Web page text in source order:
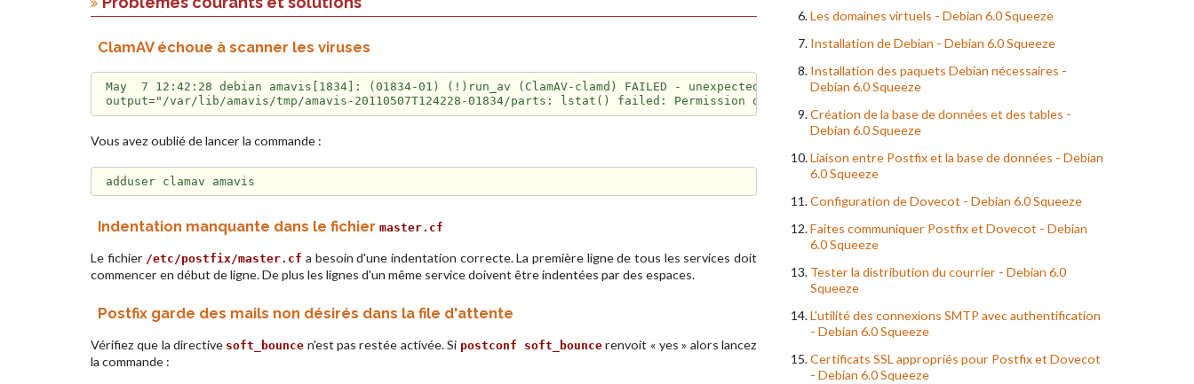
ClamAV échoue à scanner les viruses
May  7 12:42:28 debian amavis[1834]: (01834-01) (!)run_av (ClamAV-clamd) FAILED - unexpected ,
Vous avez oublié de lancer la commande :
Indentation manquante dans le fichier master.cf
Le fichier /etc/postfix/master.cf a besoin d'une indentation correcte. La première ligne de tous les services doit
commencer en début de ligne. De plus les lignes d'un même service doivent être indentées par des espaces.
Postfix garde des mails non désirés dans la file d'attente
Vérifiez que la directive soft_bounce n'est pas restée activée. Si postconf soft_bouncerenvoit « yes » alors lancez
la commande :
Les domaines virtuels - Debian 6.0 Squeeze
Installation de Debian - Debian 6.0 Squeeze
Installation des paquets Debian nécessaires -
Debian 6.0 Squeeze
Création de la base de données et des tables -
Debian 6.0 Squeeze
Liaison entre Postfix et la base de données - Debian
6.0 Squeeze
Configuration de Dovecot - Debian 6.0 Squeeze
Faites communiquer Postfix et Dovecot - Debian
6.0 Squeeze
Tester la distribution du courrier - Debian 6.0
Squeeze
L'utilité des connexions SMTP avec authentification
- Debian 6.0 Squeeze
Certificats SSL appropriés pour Postfix et Dovecot
- Debian 6.0 Squeeze